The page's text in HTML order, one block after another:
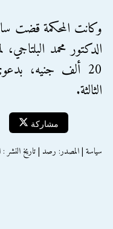
وكانت المحكمة قضت
20 ألف جنيه،
الثالثة.
مشاركة
سياسة | المصدر: رصد | تاريخ النشر : الخميس 05